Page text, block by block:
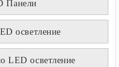
Панели
осветление
LED осветление